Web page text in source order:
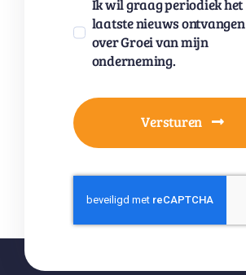
Ik wil graag periodiek het
laatste nieuws ontvangen
over Groei van mijn
onderneming.
Versturen